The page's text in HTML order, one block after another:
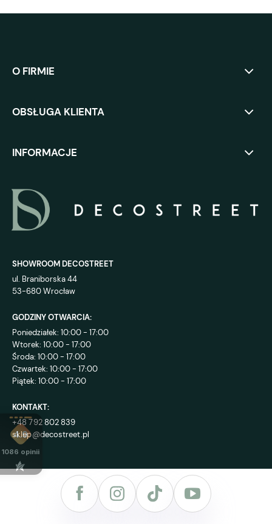
O FIRMIE
OBSŁUGA KLIENTA
INFORMACJE
SHOWROOM DECOSTREET
ul. Braniborska 44
53-680 Wrocław
GODZINY OTWARCIA:
Poniedziałek: 10:00 - 17:00
Wtorek: 10:00 - 17:00
Środa: 10:00 - 17:00
Czwartek: 10:00 - 17:00
Piątek: 10:00 - 17:00
KONTAKT:
+48 792 802 839
sklep@decostreet.pl
4.9
1086 opinii